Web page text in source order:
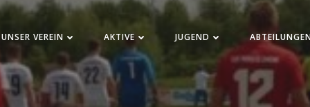
UNSER VEREIN AKTIVE JUGEND